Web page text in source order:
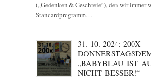
(„Gedenken & Geschreie“), den wir immer
Standardprogramm…
31. 10. 2024: 200X
„BABYBLAU IST
NICHT BESSER!“